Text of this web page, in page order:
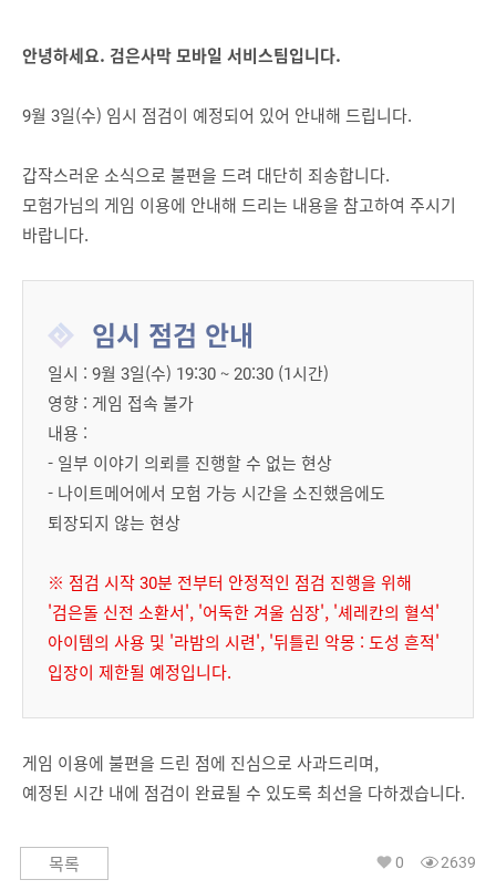
안녕하세요. 검은사막 모바일 서비스팀입니다.
9월 3일(수) 임시 점검이 예정되어 있어 안내해 드립니다.
갑작스러운 소식으로 불편을 드려 대단히 죄송합니다.
모험가님의 게임 이용에 안내해 드리는 내용을 참고하여 주시기
바랍니다.
임시 점검 안내
일시 : 9월 3일(수) 19:30 ~ 20:30 (1시간)
영향 : 게임 접속 불가
내용 :
- 일부 이야기 의뢰를 진행할 수 없는 현상
- 나이트메어에서 모험 가능 시간을 소진했음에도
퇴장되지 않는 현상
※ 점검 시작 30분 전부터 안정적인 점검 진행을 위해
'검은돌 신전 소환서', '어둑한 겨울 심장', '셰레칸의 혈석'
아이템의 사용 및 '라밤의 시련', '뒤틀린 악몽 : 도성 흔적'
입장이 제한될 예정입니다.
게임 이용에 불편을 드린 점에 진심으로 사과드리며,
예정된 시간 내에 점검이 완료될 수 있도록 최선을 다하겠습니다.
목록 0 2639